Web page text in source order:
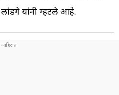
यांनी म्हटले आहे.